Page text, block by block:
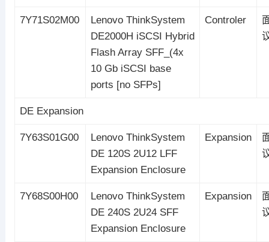
7Y71S02M00
Lenovo ThinkSystem
DE2000H iSCSI Hybrid
Flash Array SFF_(4x
10 Gb iSCSI base
ports [no SFPs]
Controler
DE Expansion
7Y63S01G00
Lenovo ThinkSystem
DE 120S 2U12 LFF
Expansion Enclosure
Expansion
7Y68S00H00
Lenovo ThinkSystem
DE 240S 2U24 SFF
Expansion Enclosure
Expansion